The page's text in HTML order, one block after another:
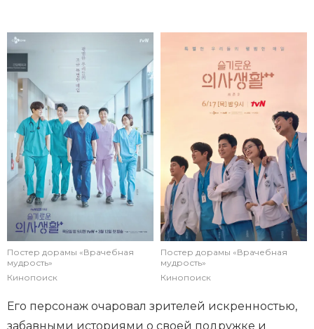
Постер дорамы «Врачебная
мудрость»
Кинопоиск
Постер дорамы «Врачебная
мудрость»
Кинопоиск
Его персонаж очаровал зрителей искренностью,
забавными историями о своей подружке и